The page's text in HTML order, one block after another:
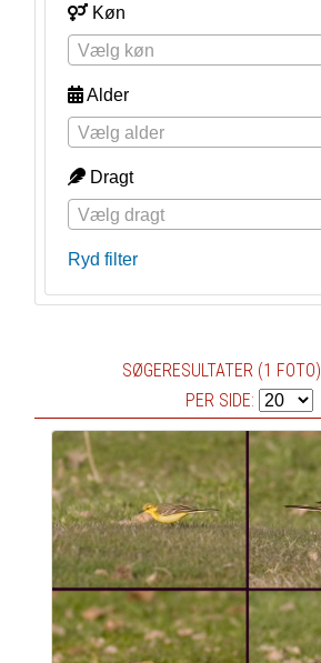
Køn
Vælg køn
Alder
Vælg alder
Dragt
Vælg dragt
Ryd filter
SØGERESULTATER (1 FOTO)
PER SIDE: